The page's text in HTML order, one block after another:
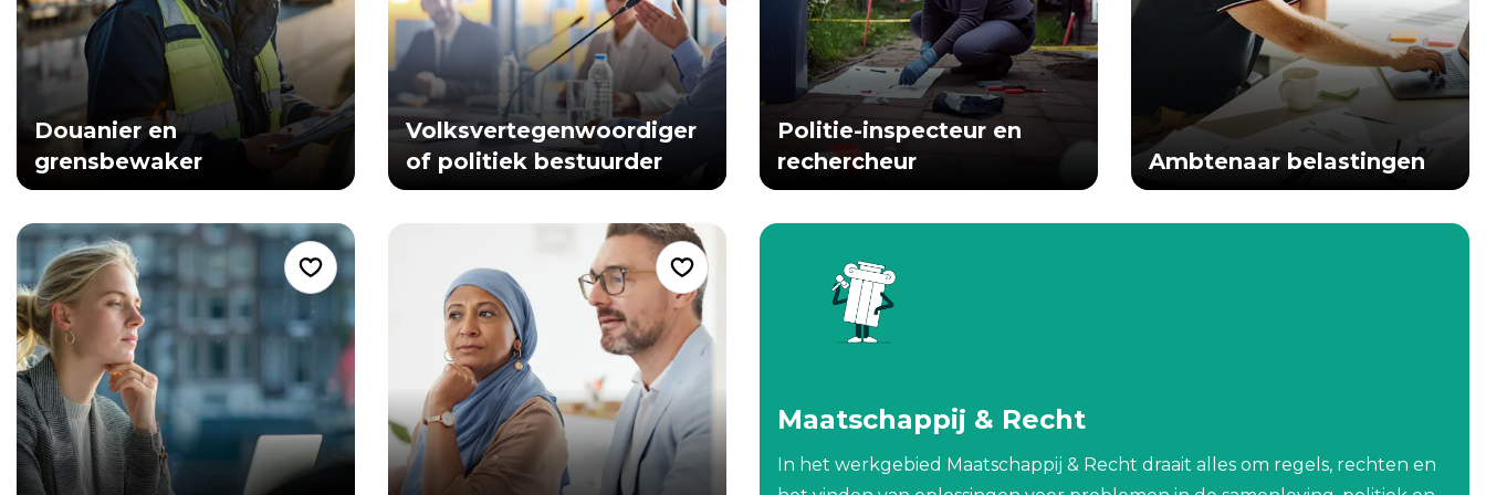
de
zoekknop
om
te
zoeken.
Gebruik
wissenknop
om
de
invoer
wissen.
Douanier en
grensbewaker
Volksvertegenwoordiger
of politiek bestuurder
Politie-inspecteur en
rechercheur
Ambtenaar belastingen
Maatschappij & Recht
In het werkgebied Maatschappij & Recht draait alles om regels, rechten en